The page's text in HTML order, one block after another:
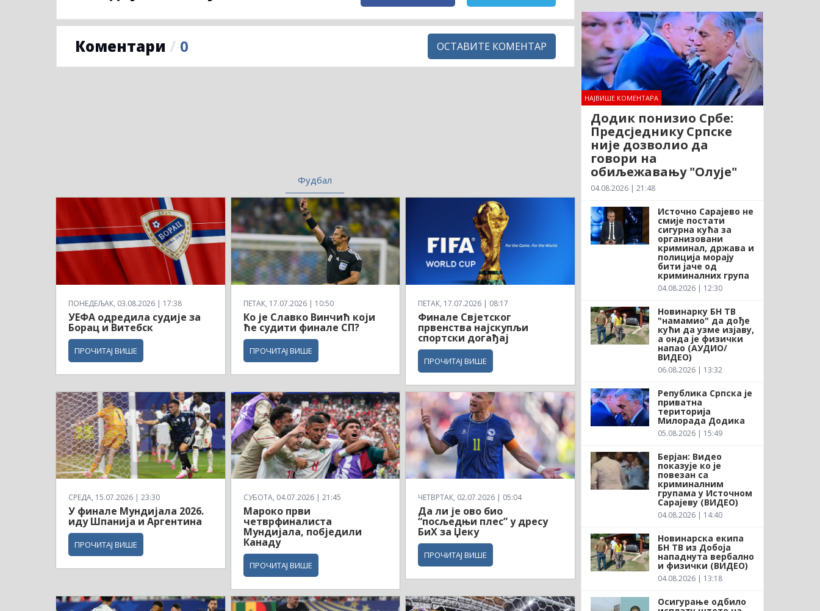
Коментари / 0 ОСТАВИТЕ КОМЕНТАР
Фудбал
ПОНЕДЕЉАК, 03.08.2026 | 17:38
УЕФА одредила судије за
Борац и Витебск
ПРОЧИТАЈ ВИШЕ
ПЕТАК, 17.07.2026 | 10:50
Ко је Славко Винчић који
ће судити финале СП?
ПРОЧИТАЈ ВИШЕ
ПЕТАК, 17.07.2026 | 08:17
Финале Свјетског
првенства најскупљи
спортски догађај
ПРОЧИТАЈ ВИШЕ
СРЕДА, 15.07.2026 | 23:30
У финале Мундијала 2026.
иду Шпанија и Аргентина
ПРОЧИТАЈ ВИШЕ
СУБОТА, 04.07.2026 | 21:45
Мароко први
четврфиналиста
Мундијала, побједили
Канаду
ПРОЧИТАЈ ВИШЕ
ЧЕТВРТАК, 02.07.2026 | 05:04
Да ли је ово био
“посљедњи плес” у дресу
БиХ за Џеку
ПРОЧИТАЈ ВИШЕ
НАЈВИШЕ КОМЕНТАРА
Додик понизио Србе:
Предсједнику Српске
није дозволио да
говори на
обиљежавању "Олује"
04.08.2026 | 21:48
Источно Сарајево не
смије постати
сигурна кућа за
организовани
криминал, држава и
полиција морају
бити јаче од
криминалних група
04.08.2026 | 12:30
Новинарку БН ТВ
"намамио" да дође
кући да узме изјаву,
а онда је физички
напао (АУДИО/
ВИДЕО)
06.08.2026 | 13:32
Република Српска је
приватна
територија
Милорада Додика
05.08.2026 | 15:49
Берјан: Видео
показује ко је
повезан са
криминалним
групама у Источном
Сарајеву (ВИДЕО)
04.08.2026 | 14:40
Новинарска екипа
БН ТВ из Добоја
нападнута вербално
и физички (ВИДЕО)
04.08.2026 | 13:18
Осигурање одбило